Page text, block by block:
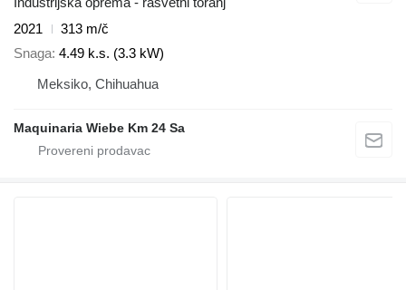
2021
313 m/č
Snaga 4.49 k.s. (3.3 kW)
Meksiko, Chihuahua
Maquinaria Wiebe Km 24 Sa